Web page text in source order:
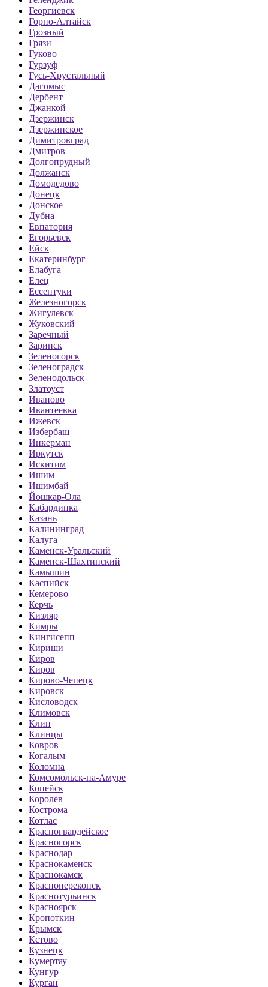
Георгиевск
Горно-Алтайск
Грозный
Грязи
Гуково
Гурзуф
Гусь-Хрустальный
Дагомыс
Дербент
Джанкой
Дзержинск
Дзержинское
Димитровград
Дмитров
Долгопрудный
Должанск
Домодедово
Донецк
Донское
Дубна
Евпатория
Егорьевск
Ейск
Екатеринбург
Елабуга
Елец
Ессентуки
Железногорск
Жигулевск
Жуковский
Заречный
Заринск
Зеленогорск
Зеленоградск
Зеленодольск
Златоуст
Иваново
Ивантеевка
Ижевск
Избербаш
Инкерман
Иркутск
Искитим
Ишим
Ишимбай
Йошкар-Ола
Кабардинка
Казань
Калининград
Калуга
Каменск-Уральский
Каменск-Шахтинский
Камышин
Каспийск
Кемерово
Керчь
Кизляр
Кимры
Кингисепп
Кириши
Киров
Киров
Кирово-Чепецк
Кировск
Кисловодск
Климовск
Клин
Клинцы
Ковров
Когалым
Коломна
Комсомольск-на-Амуре
Копейск
Королев
Кострома
Котлас
Красногвардейское
Красногорск
Краснодар
Краснокаменск
Краснокамск
Красноперекопск
Краснотурьинск
Красноярск
Кропоткин
Крымск
Кстово
Кузнецк
Кумертау
Кунгур
Курган